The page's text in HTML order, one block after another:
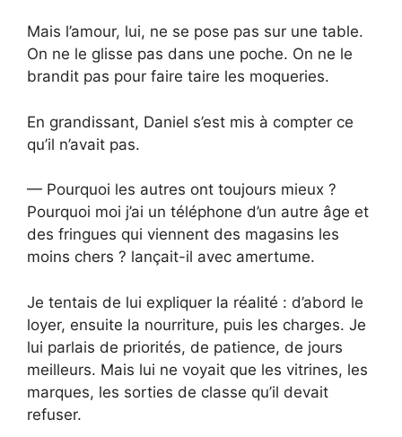
Mais l’amour, lui, ne se pose pas sur une table.
On ne le glisse pas dans une poche. On ne le
brandit pas pour faire taire les moqueries.
En grandissant, Daniel s’est mis à compter ce
qu’il n’avait pas.
— Pourquoi les autres ont toujours mieux ?
Pourquoi moi j’ai un téléphone d’un autre âge et
des fringues qui viennent des magasins les
moins chers ? lançait-il avec amertume.
Je tentais de lui expliquer la réalité : d’abord le
loyer, ensuite la nourriture, puis les charges. Je
lui parlais de priorités, de patience, de jours
meilleurs. Mais lui ne voyait que les vitrines, les
marques, les sorties de classe qu’il devait
refuser.